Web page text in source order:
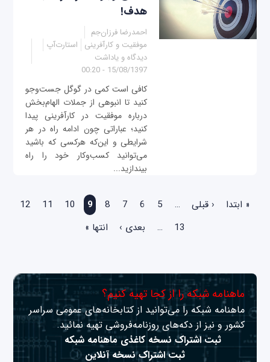
هدف!
احمدرضا فرزان‌جم
موفقیت و کارآفرینی
استارت‌آپ
دیدگاه و یاداشت
15/08/1397 - 00:20
کافی است کمی در گوگل جست‌وجو
کنید تا انبوهی از جملات الهام‌بخش
درباره موفقیت در کارآفرینی پیدا
کنید؛ عباراتی چون ادامه راه در هر
شرایطی و این‌که هرکسی که باشید
می‌توانید کسب‌وکار خود را راه
بیندازید...
« ابتدا ‹ قبلی …
5
6
7
8
9
10
11
12
13
… بعدی › انتها »
ماهنامه شبکه را از کجا تهیه کنیم؟
ماهنامه شبکه را می‌توانید از کتابخانه‌های عمومی سراسر
کشور و نیز از دکه‌های روزنامه‌فروشی تهیه نمائید.
ثبت اشتراک نسخه کاغذی ماهنامه شبکه
ثبت اشتراک نسخه آنلاین